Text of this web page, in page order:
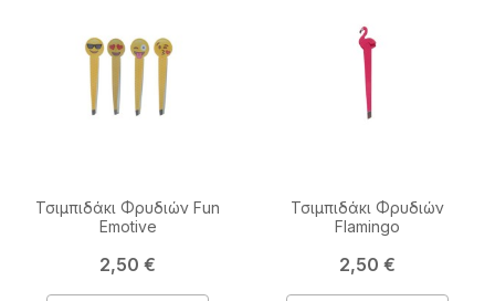
Τσιμπιδάκι Φρυδιών Fun
Emotive
Τιμή
2,50 €
Τσιμπιδάκι Φρυδιών
Flamingo
Τιμή
2,50 €